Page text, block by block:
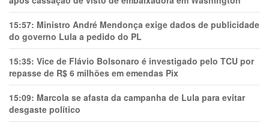
15:57: Ministro André Mendonça exige dados de publicidade
do governo Lula a pedido do PL
15:35: Vice de Flávio Bolsonaro é investigado pelo TCU por
repasse de R$ 6 milhões em emendas Pix
15:09: Marcola se afasta da campanha de Lula para evitar
desgaste político